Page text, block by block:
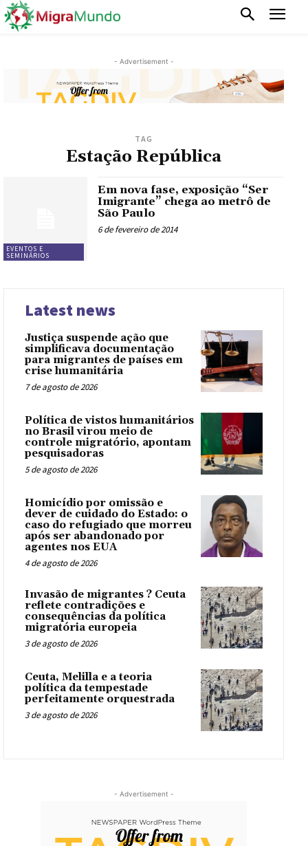
- Advertisement -
TAG
Estação República
EVENTOS E
SEMINÁRIOS
Em nova fase, exposição “Ser
Imigrante” chega ao metrô de
São Paulo
6 de fevereiro de 2014
Latest news
Justiça suspende ação que
simplificava documentação
para migrantes de países em
crise humanitária
7 de agosto de 2026
Política de vistos humanitários
no Brasil virou meio de
controle migratório, apontam
pesquisadoras
5 de agosto de 2026
Homicídio por omissão e
dever de cuidado do Estado: o
caso do refugiado que morreu
após ser abandonado por
agentes nos EUA
4 de agosto de 2026
Invasão de migrantes ? Ceuta
reflete contradições e
consequências da política
migratória europeia
3 de agosto de 2026
Ceuta, Melilla e a teoria
política da tempestade
perfeitamente orquestrada
3 de agosto de 2026
- Advertisement -